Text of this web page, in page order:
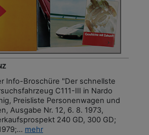
Info-Broschüre "Der schnellste
C111-III in Nardo
Preisliste Personenwagen und
Ausgabe Nr. 12, 6. 8. 1973,
240 GD, 300 GD;
mehr